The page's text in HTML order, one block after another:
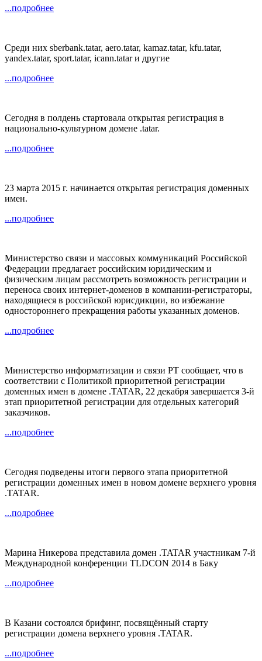
...подробнее
Среди них sberbank.tatar, aero.tatar, kamaz.tatar, kfu.tatar,
yandex.tatar, sport.tatar, icann.tatar и другие
...подробнее
Сегодня в полдень стартовала открытая регистрация в
национально-культурном домене .tatar.
...подробнее
23 марта 2015 г. начинается открытая регистрация доменных
имен.
...подробнее
Министерство связи и массовых коммуникаций Российской
Федерации предлагает российским юридическим и
физическим лицам рассмотреть возможность регистрации и
переноса своих интернет-доменов в компании-регистраторы,
находящиеся в российской юрисдикции, во избежание
одностороннего прекращения работы указанных доменов.
...подробнее
Министерство информатизации и связи РТ сообщает, что в
соответствии с Политикой приоритетной регистрации
доменных имен в домене .TATAR, 22 декабря завершается 3-й
этап приоритетной регистрации для отдельных категорий
заказчиков.
...подробнее
Сегодня подведены итоги первого этапа приоритетной
регистрации доменных имен в новом домене верхнего уровня
.TATAR.
...подробнее
Марина Никерова представила домен .TATAR участникам 7-й
Международной конференции TLDCON 2014 в Баку
...подробнее
В Казани состоялся брифинг, посвящённый старту
регистрации домена верхнего уровня .TATAR.
...подробнее